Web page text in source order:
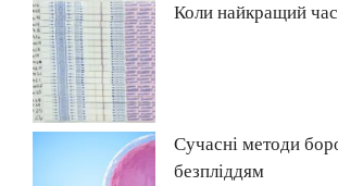
Коли найкращий час
Сучасні методи
безпліддям